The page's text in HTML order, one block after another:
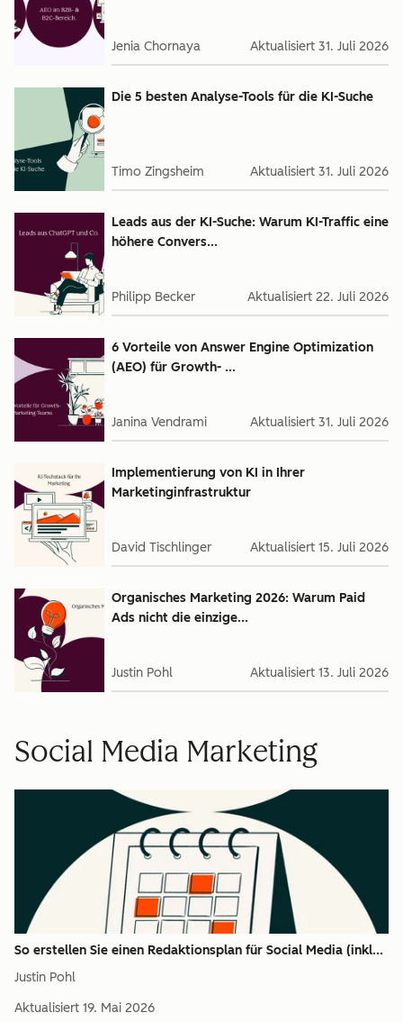
Jenia Chornaya Aktualisiert 31. Juli 2026
Die 5 besten Analyse-Tools für die KI-Suche
Timo Zingsheim Aktualisiert 31. Juli 2026
Leads aus der KI-Suche: Warum KI-Traffic eine
höhere Convers...
Philipp Becker Aktualisiert 22. Juli 2026
6 Vorteile von Answer Engine Optimization
(AEO) für Growth- ...
Janina Vendrami Aktualisiert 31. Juli 2026
Implementierung von KI in Ihrer
Marketinginfrastruktur
David Tischlinger Aktualisiert 15. Juli 2026
Organisches Marketing 2026: Warum Paid
Ads nicht die einzige...
Justin Pohl Aktualisiert 13. Juli 2026
Social Media Marketing
So erstellen Sie einen Redaktionsplan für Social Media (inkl...
Justin Pohl
Aktualisiert 19. Mai 2026